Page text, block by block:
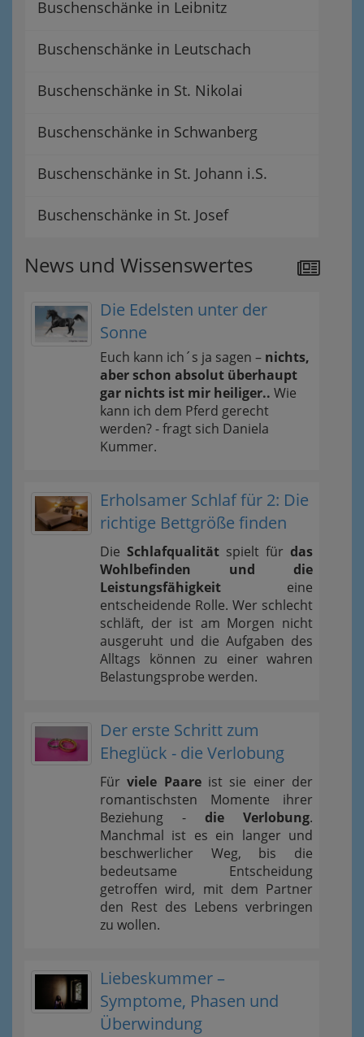
Buschenschänke in Leibnitz
Buschenschänke in Leutschach
Buschenschänke in St. Nikolai
Buschenschänke in Schwanberg
Buschenschänke in St. Johann i.S.
Buschenschänke in St. Josef
News und Wissenswertes
Die Edelsten unter der
Sonne
Euch kann ich´s ja sagen – nichts,
aber schon absolut überhaupt
gar nichts ist mir heiliger.. Wie
kann ich dem Pferd gerecht
werden? - fragt sich Daniela
Kummer.
Erholsamer Schlaf für 2: Die
richtige Bettgröße finden
Die Schlafqualität spielt für das
Wohlbefinden und die
Leistungsfähigkeit eine
entscheidende Rolle. Wer schlecht
schläft, der ist am Morgen nicht
ausgeruht und die Aufgaben des
Alltags können zu einer wahren
Belastungsprobe werden.
Der erste Schritt zum
Eheglück - die Verlobung
Fürviele Paareist sie einer der
romantischsten Momente ihrer
Beziehung - die Verlobung.
Manchmal ist es ein langer und
beschwerlicher Weg, bis die
bedeutsame Entscheidung
getroffen wird, mit dem Partner
den Rest des Lebens verbringen
zu wollen.
Liebeskummer –
Symptome, Phasen und
Überwindung